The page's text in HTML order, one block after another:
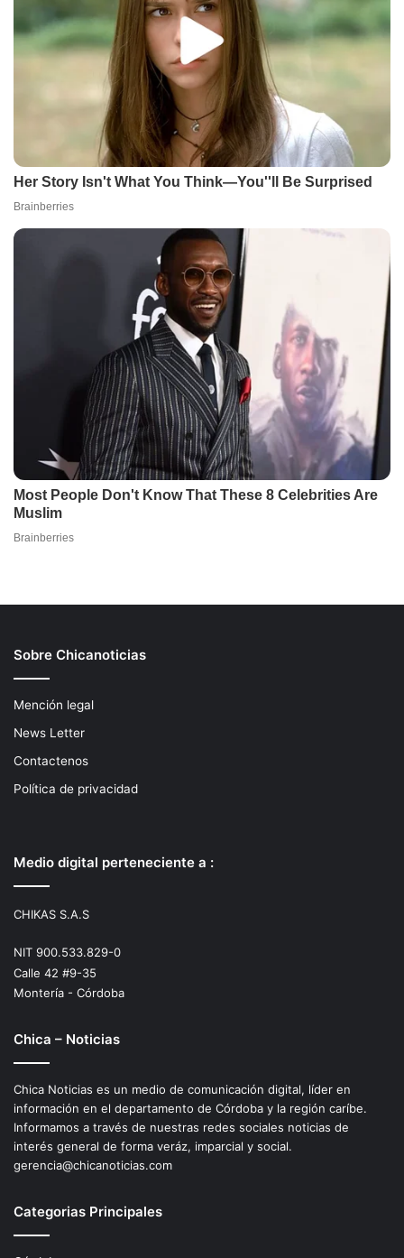
Sobre Chicanoticias
Mención legal
News Letter
Contactenos
Política de privacidad
Medio digital perteneciente a :
CHIKAS S.A.S
NIT 900.533.829-0
Calle 42 #9-35
Montería - Córdoba
Chica – Noticias
Chica Noticias es un medio de comunicación digital, líder en
información en el departamento de Córdoba y la región caríbe.
Informamos a través de nuestras redes sociales noticias de
interés general de forma veráz, imparcial y social.
gerencia@chicanoticias.com
Categorias Principales